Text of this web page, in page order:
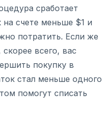
сработает
на счете меньше $1 и
потратить. Если же
всего, вас
покупку в
стал меньше одного
помогут списать